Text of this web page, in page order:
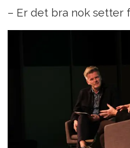
– Er det bra nok setter